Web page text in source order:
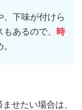
、下味が付けら
あるので、
時
せたい場合は、